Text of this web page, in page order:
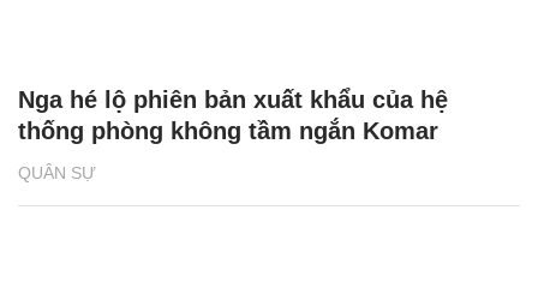
QUÂN SỰ
Nga hé lộ phiên bản xuất khẩu của hệ
thống phòng không tầm ngắn Komar